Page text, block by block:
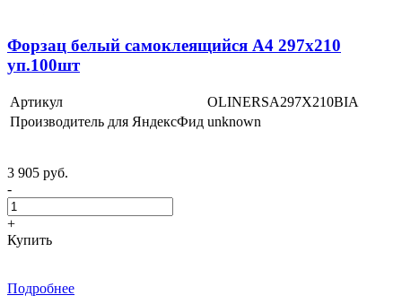
Форзац белый самоклеящийся А4 297х210
уп.100шт
Артикул
OLINERSA297X210BIA
Производитель для ЯндексФид unknown
3 905 руб.
-
+
Купить
Подробнее